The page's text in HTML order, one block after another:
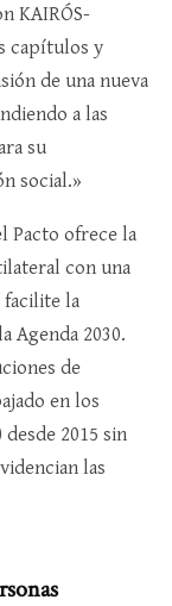
KAIRÓS-
capítulos y
de una nueva
a las
su
social.»
Pacto ofrece la
con una
facilite la
Agenda 2030.
de
en los
2015 sin
las